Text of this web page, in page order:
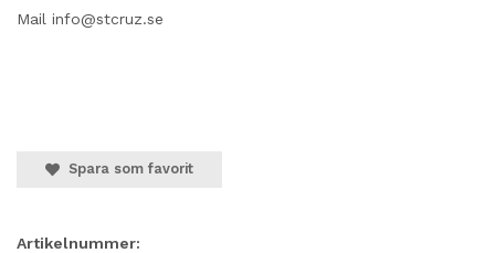
Mail info@stcruz.se
Spara som favorit
Artikelnummer: